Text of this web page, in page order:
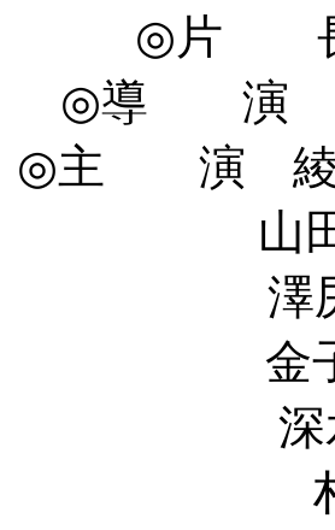
◎片 長
◎導 演 園
◎主 演 綾野
山田孝之
澤尻英龍
金子統昭
深水元基
村上淳